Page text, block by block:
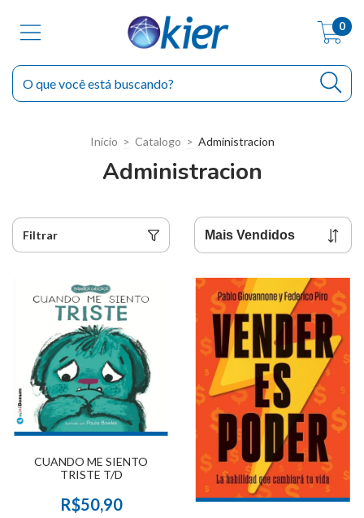
0
Início > Catalogo > Administracion
Administracion
Filtrar
CUANDO ME SIENTO
TRISTE T/D
R$50,90